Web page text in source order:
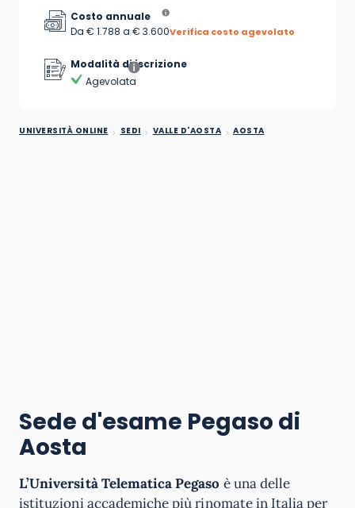
Costo annuale
Da € 1.788 a € 3.600Verifica costo agevolato
Modalità di iscrizione
Agevolata
UNIVERSITÀ ONLINE SEDI VALLE D'AOSTA AOSTA
Sede d'esame Pegaso di
Aosta
L’Università Telematica Pegaso è una delle
istituzioni accademiche più rinomate in Italia per